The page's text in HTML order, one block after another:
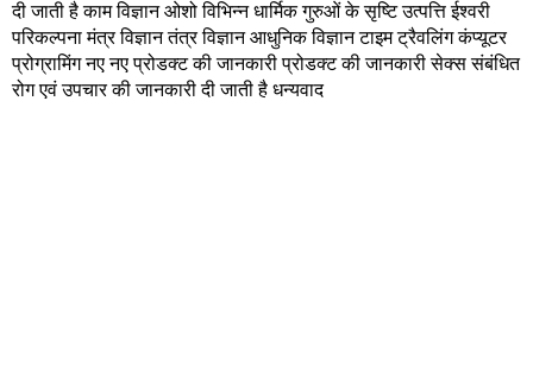
दी जाती है काम विज्ञान ओशो विभिन्न धार्मिक गुरुओं के सृष्टि उत्पत्ति ईश्वरी
परिकल्पना मंत्र विज्ञान तंत्र विज्ञान आधुनिक विज्ञान टाइम ट्रैवलिंग कंप्यूटर
प्रोग्रामिंग नए नए प्रोडक्ट की जानकारी प्रोडक्ट की जानकारी सेक्स संबंधित
रोग एवं उपचार की जानकारी दी जाती है धन्यवाद